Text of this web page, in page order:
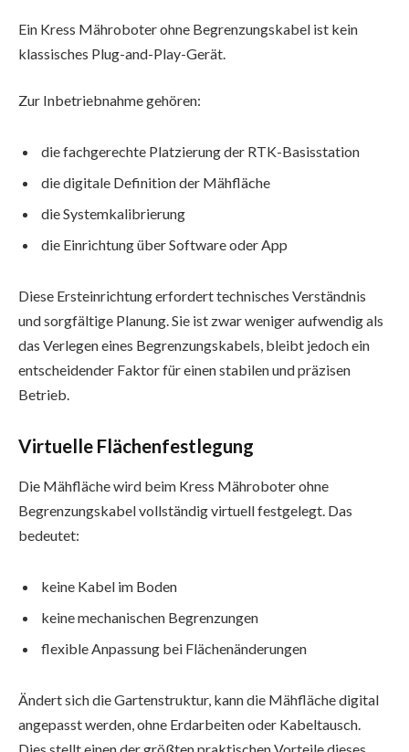
Ein Kress Mähroboter ohne Begrenzungskabel ist kein
klassisches Plug-and-Play-Gerät.
Zur Inbetriebnahme gehören:
die fachgerechte Platzierung der RTK-Basisstation
die digitale Definition der Mähfläche
die Systemkalibrierung
die Einrichtung über Software oder App
Diese Ersteinrichtung erfordert technisches Verständnis
und sorgfältige Planung. Sie ist zwar weniger aufwendig als
das Verlegen eines Begrenzungskabels, bleibt jedoch ein
entscheidender Faktor für einen stabilen und präzisen
Betrieb.
Virtuelle Flächenfestlegung
Die Mähfläche wird beim Kress Mähroboter ohne
Begrenzungskabel vollständig virtuell festgelegt. Das
bedeutet:
keine Kabel im Boden
keine mechanischen Begrenzungen
flexible Anpassung bei Flächenänderungen
Ändert sich die Gartenstruktur, kann die Mähfläche digital
angepasst werden, ohne Erdarbeiten oder Kabeltausch.